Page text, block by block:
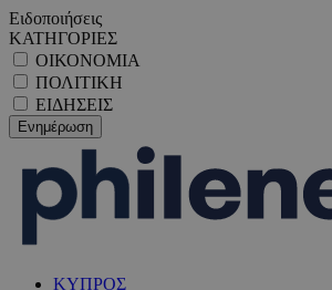
Ειδοποιήσεις
ΚΑΤΗΓΟΡΙΕΣ
ΟΙΚΟΝΟΜΙΑ
ΠΟΛΙΤΙΚΗ
ΕΙΔΗΣΕΙΣ
ΚΥΠΡΟΣ